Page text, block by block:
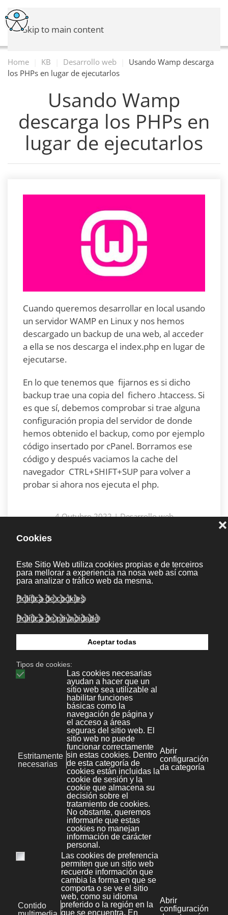
Skip to main content
Home KB Desarrollo web
Usando Wamp descarga
los PHPs en lugar de ejecutarlos
Usando Wamp
descarga los PHPs en
lugar de ejecutarlos
Cuando queremos desarrollar en local usando
un servidor WAMP en Linux y nos hemos
descargado un backup de una web, al acceder
a ella se nos descarga el index.php en lugar de
ejecutarse.
En lo que tenemos que fijarnos es si dicho
backup trae una copia del fichero .htaccess. Si
es que sí, debemos comprobar si trae alguna
configuración propia del servidor de donde
hemos obtenido el backup, como por ejemplo
código insertado por cPanel. Borramos ese
código y después vaciamos la cache del
navegador CTRL+SHIFT+SUP para volver a
probar si ahora nos ejecuta el php.
4 Outubro 2022|Desarrollo web
Bonaval Multimedia S.L.
Avenida Florida 9, 2º Ofic.4
Vigo 36.210
(Pontevedra, Galicia, España)
+34 986 447 532
Diseño y desarrollo:Bonaval Multimedia SL
Aviso legal
Novas
File Store
Kit Digital
Política de Privacidade
Política de cookies